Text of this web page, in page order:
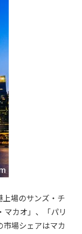
場のサンズ・チ
マカオ」、「パリ
場シェアはマカ